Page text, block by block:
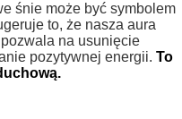
śnie może być symbolem
to, że nasza aura
na usunięcie
pozytywnej energii. To